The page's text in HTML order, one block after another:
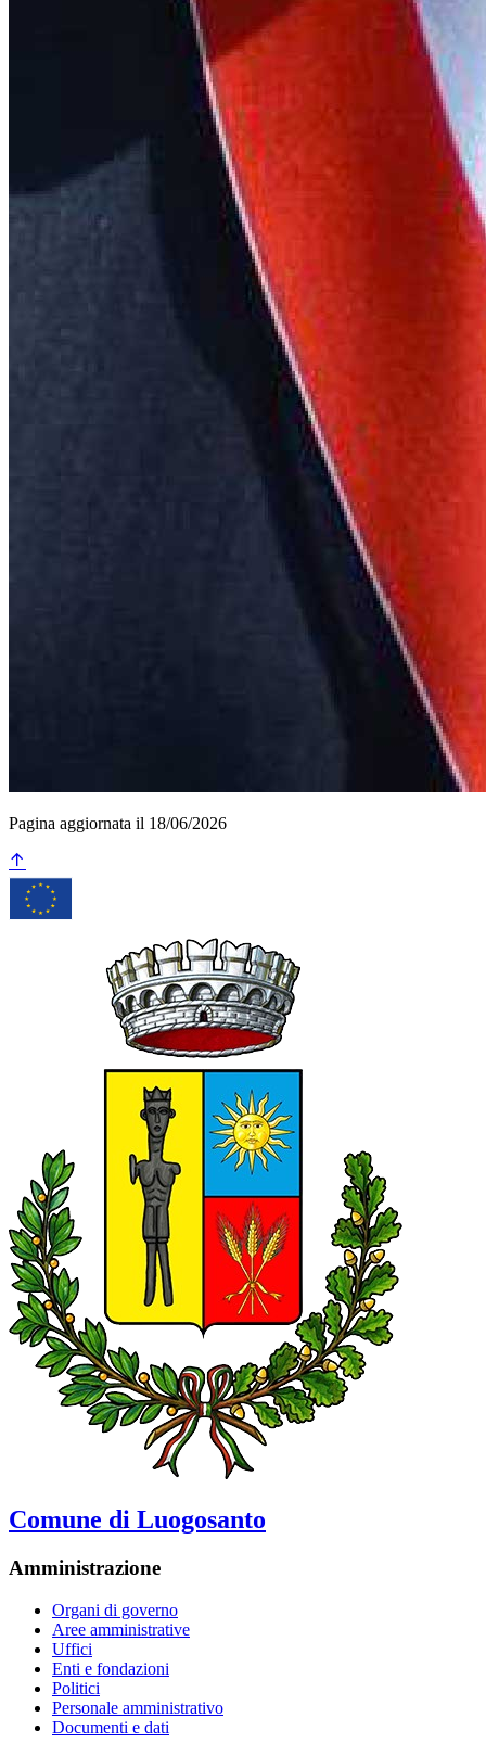
Pagina aggiornata il 18/06/2026
Comune di Luogosanto
Amministrazione
Organi di governo
Aree amministrative
Uffici
Enti e fondazioni
Politici
Personale amministrativo
Documenti e dati